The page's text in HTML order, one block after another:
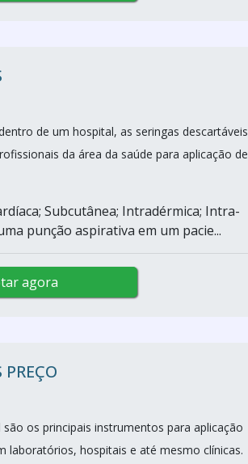
de um hospital, as seringas descartáveis
da área da saúde para aplicação de
Subcutânea; Intradérmica; Intra-
punção aspirativa em um pacie...
agora
PREÇO
os principais instrumentos para aplicação
laboratórios, hospitais e até mesmo clínicas.